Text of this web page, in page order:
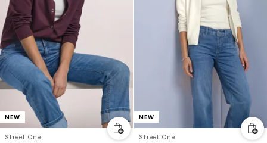
NEW
Street One
NEW
Street One